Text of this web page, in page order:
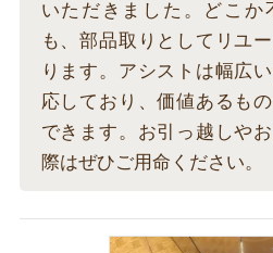
いただきました。どこか
も、部品取りとしてリユ
ります。アシストは幅広
応しており、価値あるも
できます。お引っ越しや
際はぜひご用命ください。